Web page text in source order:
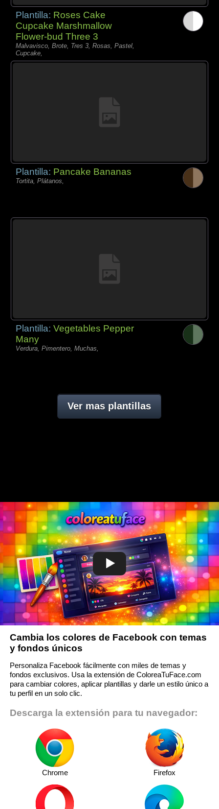
Plantilla: Roses Cake
Cupcake Marshmallow
Flower-bud Three 3
Malvavisco, Brote, Tres 3, Rosas, Pastel,
Cupcake,
Plantilla: Pancake Bananas
Tortita, Plátanos,
Plantilla:Vegetables Pepper
Many
Verdura, Pimentero, Muchas,
Ver mas plantillas
Cambia los colores de Facebook con temas
y fondos únicos
Personaliza Facebook fácilmente con miles de temas y
fondos exclusivos. Usa la extensión de ColoreaTuFace.com
para cambiar colores, aplicar plantillas y darle un estilo único a
tu perfil en un solo clic.
Descarga la extensión para tu navegador:
Chrome Firefox